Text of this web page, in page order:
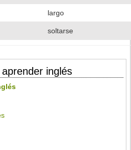
largo
soltarse
inglés